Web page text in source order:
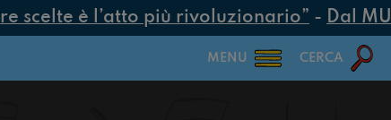
scelte è l’atto più rivoluzionario”- Dal
MENU CERCA